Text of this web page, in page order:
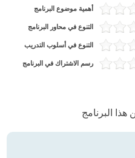
أهمية موضوع البرنامج
التنوع في محاور البرنامج
التنوع في أسلوب التدريب
رسم الاشتراك في البرنامج
البرنامج